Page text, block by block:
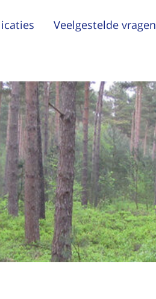
Veelgestelde vragen